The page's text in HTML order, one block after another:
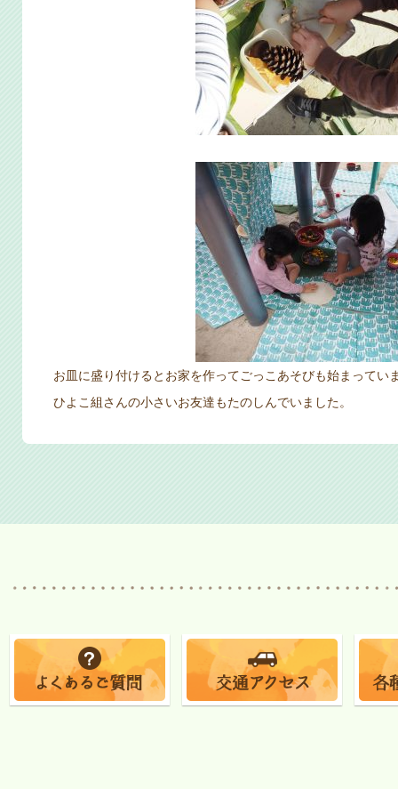
お皿に盛り付けるとお家を作ってごっこあそびも始まってい
ひよこ組さんの小さいお友達もたのしんでいました。